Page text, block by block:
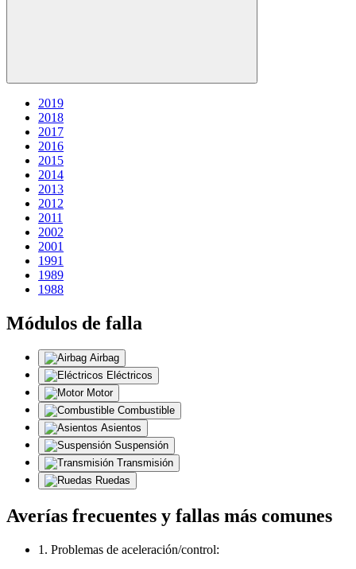
2019
2018
2017
2016
2015
2014
2013
2012
2011
2002
2001
1991
1989
1988
Módulos de falla
Airbag
Eléctricos
Motor
Combustible
Asientos
Suspensión
Transmisión
Ruedas
Averías frecuentes y fallas más comunes
1. Problemas de aceleración/control: